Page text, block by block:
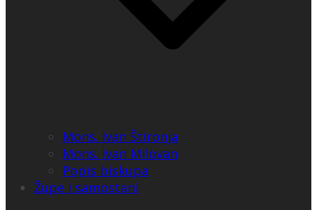
Mons. Ivan Štironja
Mons. Ivan Milovan
Popis biskupa
Župe i samostani